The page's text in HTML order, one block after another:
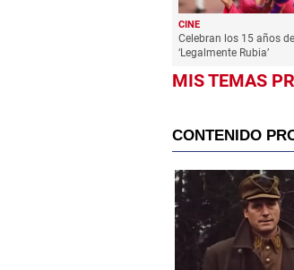
CINE
Celebran los 15 años de
‘Legalmente Rubia’
MIS TEMAS